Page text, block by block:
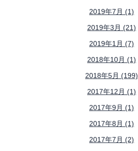
2019年7月 (1)
2019年3月 (21)
2019年1月 (7)
2018年10月 (1)
2018年5月 (199)
2017年12月 (1)
2017年9月 (1)
2017年8月 (1)
2017年7月 (2)